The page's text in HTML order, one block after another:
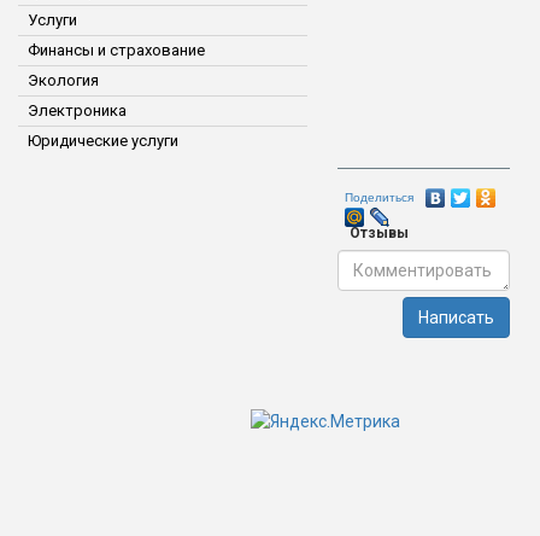
Услуги
Финансы и страхование
Экология
Электроника
Юридические услуги
Поделиться
Отзывы
Написать